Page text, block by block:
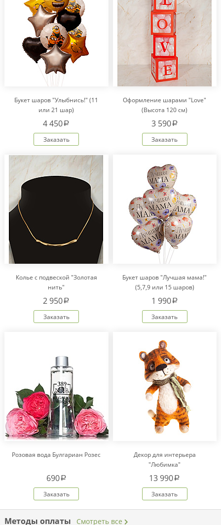
Букет шаров "Улыбнись!" (11
или 21 шар)
4 450a
Заказать
Оформление шарами "Love"
(Высота 120 см)
3 590a
Заказать
Колье с подвеской "Золотая
нить"
2 950a
Заказать
Букет шаров "Лучшая мама!"
(5,7,9 или 15 шаров)
1 990a
Заказать
Розовая вода Булгариан Розес
690a
Заказать
Декор для интерьера
"Любимка"
13 990a
Заказать
Методы оплаты Смотреть все